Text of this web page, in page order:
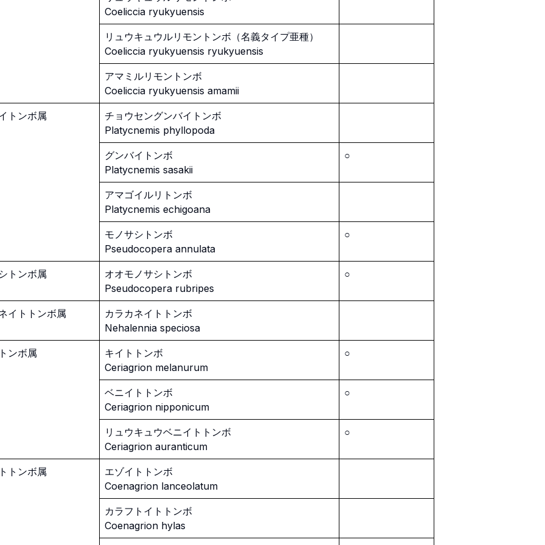
Coeliccia ryukyuensis
リュウキュウルリモントンボ（名義タイプ亜種）
Coeliccia ryukyuensis ryukyuensis
アマミルリモントンボ
Coeliccia ryukyuensis amamii
トンボ属
チョウセングンバイトンボ
Platycnemis phyllopoda
グンバイトンボ
Platycnemis sasakii
○
アマゴイルリトンボ
Platycnemis echigoana
モノサシトンボ
Pseudocopera annulata
○
トンボ属
オオモノサシトンボ
Pseudocopera rubripes
○
イトトンボ属
カラカネイトトンボ
Nehalennia speciosa
ンボ属
キイトトンボ
Ceriagrion melanurum
○
ベニイトトンボ
Ceriagrion nipponicum
○
リュウキュウベニイトトンボ
Ceriagrion auranticum
○
トンボ属
エゾイトトンボ
Coenagrion lanceolatum
カラフトイトトンボ
Coenagrion hylas